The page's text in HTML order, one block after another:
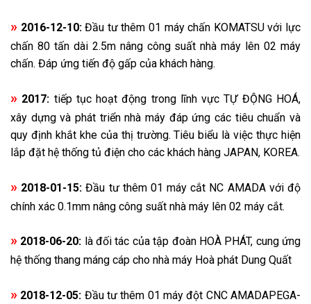
» 2016-12-10:Đầu tư thêm 01 máy chấn KOMATSU với lực
chấn 80 tấn dài 2.5m nâng công suất nhà máy lên 02 máy
chấn. Đáp ứng tiến độ gấp của khách hàng.
» 2017: tiếp tục hoạt động trong lĩnh vực TỰ ĐỘNG HOÁ,
xây dựng và phát triển nhà máy đáp ứng các tiêu chuẩn và
quy định khắt khe của thị trường. Tiêu biểu là việc thực hiện
lắp đặt hệ thống tủ điện cho các khách hàng JAPAN, KOREA.
» 2018-01-15: Đầu tư thêm 01 máy cắt NC AMADA với độ
chính xác 0.1mm nâng công suất nhà máy lên 02 máy cắt.
» 2018-06-20: là đối tác của tập đoàn HOÀ PHÁT, cung ứng
hệ thống thang máng cáp cho nhà máy Hoà phát Dung Quất
» 2018-12-05: Đầu tư thêm 01 máy đột CNC AMADAPEGA-